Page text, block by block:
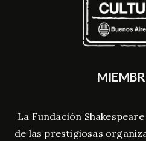
La Fundación
de las prestigiosas